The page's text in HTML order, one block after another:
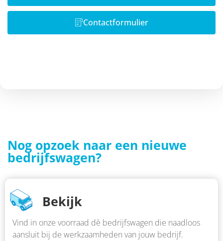
Contactformulier
Nog opzoek naar een nieuwe
bedrijfswagen?
Bekijk
Vind in onze voorraad dè bedrijfswagen die naadloos
aansluit bij de werkzaamheden van jouw bedrijf.